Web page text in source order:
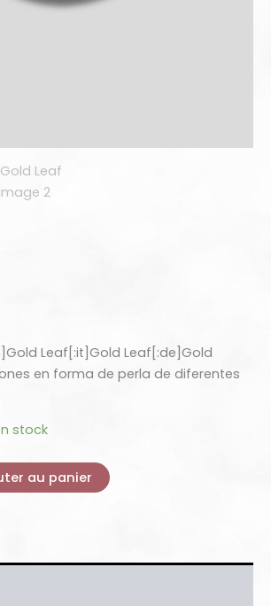
Leaf[:it]Gold Leaf[:de]Gold
en forma de perla de diferentes
stock
au panier